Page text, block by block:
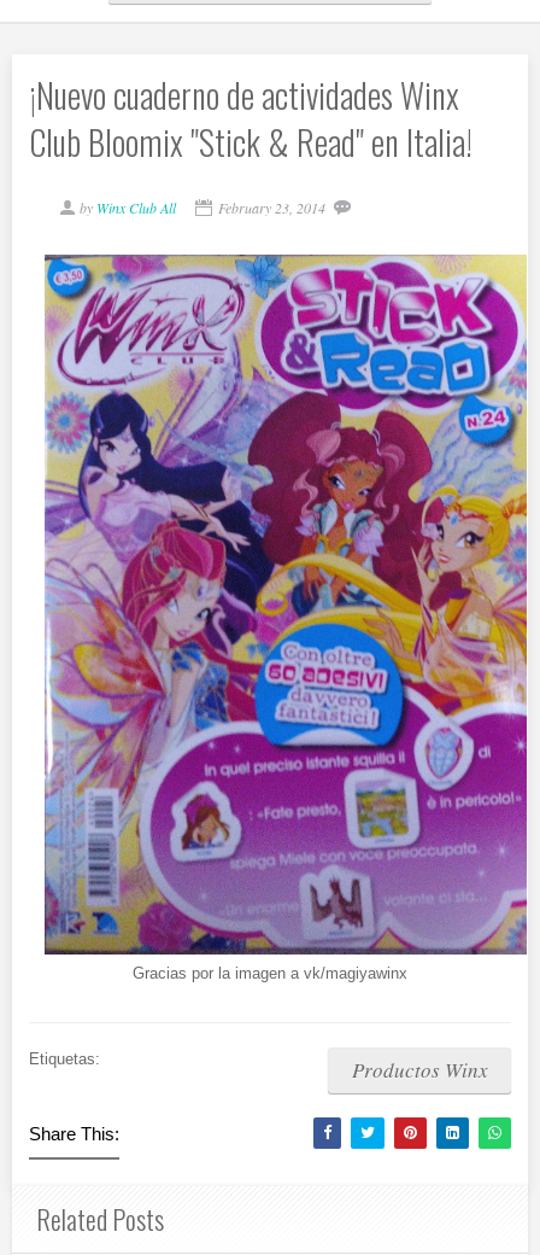
¡Nuevo cuaderno de actividades Winx
Club Bloomix "Stick & Read" en Italia!
by Winx Club All February 23, 2014
Gracias por la imagen a vk/magiyawinx
Etiquetas: Productos Winx
Share This:
Related Posts